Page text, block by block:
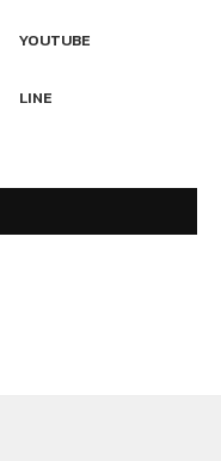
YOUTUBE
LINE